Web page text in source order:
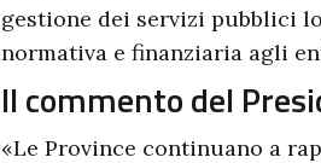
gestione dei servizi pubblici
normativa e finanziaria agli
Il commento del
«Le Province continuano a